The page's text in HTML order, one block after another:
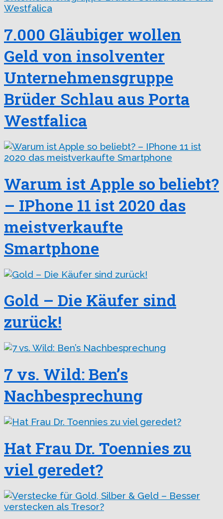
7.000 Gläubiger wollen
Geld von insolventer
Unternehmensgruppe
Brüder Schlau aus Porta
Westfalica
Warum ist Apple so beliebt?
– IPhone 11 ist 2020 das
meistverkaufte
Smartphone
Gold – Die Käufer sind
zurück!
7 vs. Wild: Ben’s
Nachbesprechung
Hat Frau Dr. Toennies zu
viel geredet?